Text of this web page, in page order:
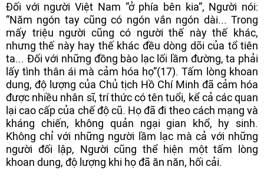
Đối với người Việt Nam “ở phía bên kia”, Người nói:
“Năm ngón tay cũng có ngón vắn ngón dài... Trong
mấy triệu người cũng có người thế này thế khác,
nhưng thế này hay thế khác đều dòng dõi của tổ tiên
ta... Đối với những đồng bào lạc lối lầm đường, ta phải
lấy tình thân ái mà cảm hóa họ”(17). Tấm lòng khoan
dung, độ lượng của Chủ tịch Hồ Chí Minh đã cảm hóa
được nhiều nhân sĩ, trí thức có tên tuổi, kể cả các quan
lại cao cấp của chế độ cũ. Họ đã đi theo cách mạng và
kháng chiến, không quản ngại gian khổ, hy sinh.
Không chỉ với những người lầm lạc mà cả với những
người đối lập, Người cũng thể hiện một tấm lòng
khoan dung, độ lượng khi họ đã ăn năn, hối cải.